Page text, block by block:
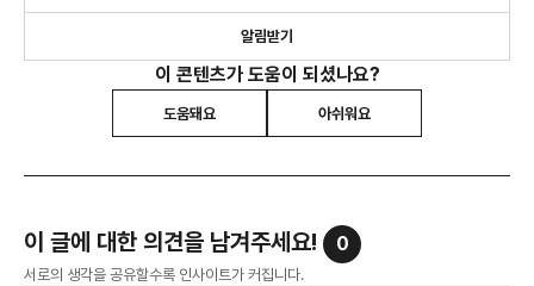
알림받기
이 콘텐츠가 도움이 되셨나요?
도움돼요 아쉬워요
이 글에 대한 의견을 남겨주세요! 0
서로의 생각을 공유할수록 인사이트가 커집니다.